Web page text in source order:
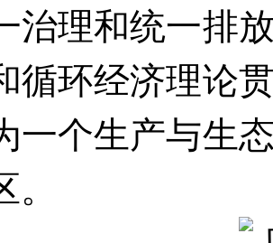
治理和统一排
循环经济理论
一个生产与生